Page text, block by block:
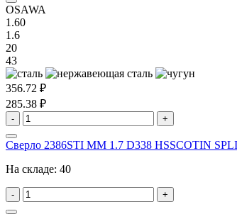
OSAWA
1.60
1.6
20
43
356.72 ₽
285.38 ₽
- +
Сверло 2386STI MM 1.7 D338 HSSCOTIN
На складе: 40
- +